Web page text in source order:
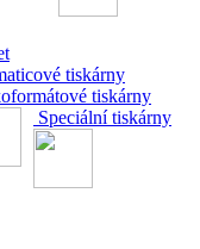
tiskárny
tiskárny
Speciální tiskárny